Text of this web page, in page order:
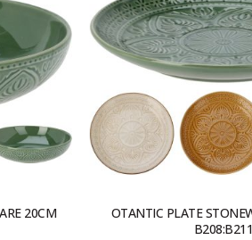
20CM
OTANTIC PLATE
B208:B211